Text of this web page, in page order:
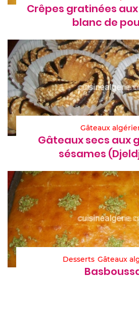
Crêpes gratinées
blanc de
Gâteaux
Gâteaux secs aux
sésames
Desserts Gâteaux